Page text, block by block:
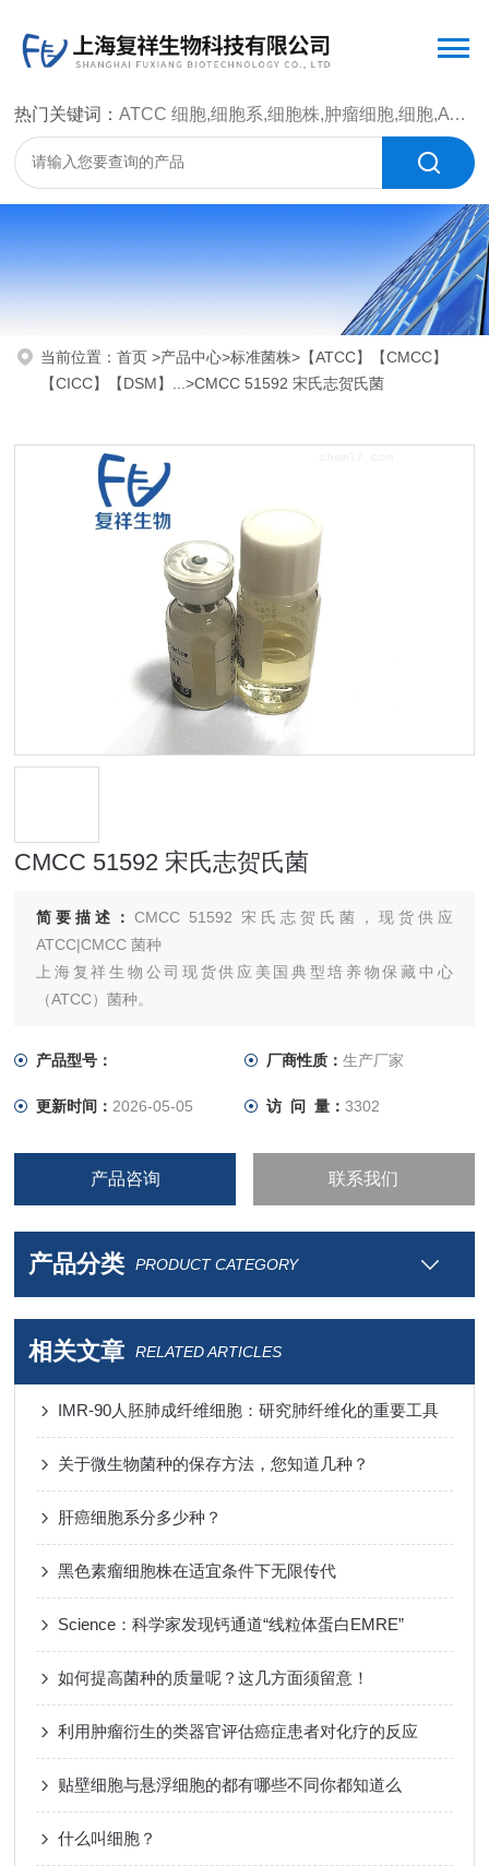
热门关键词：ATCC 细胞,细胞系,细胞株,肿瘤细胞,细胞,ATCC 菌种，CMCC 菌种，标准菌株，质控菌种，微生物菌种，菌株，菌种
当前位置：首页>产品中心>标准菌株> 【ATCC】【CMCC】
【CICC】【DSM】...>CMCC 51592 宋氏志贺氏菌
CMCC 51592 宋氏志贺氏菌
简要描述：CMCC 51592 宋氏志贺氏菌，现货供应
ATCC|CMCC 菌种
上海复祥生物公司现货供应美国典型培养物保藏中心
（ATCC）菌种。
产品型号：
厂商性质： 生产厂家
更新时间： 2026-05-05 访 问 量： 3302
产品咨询 联系我们
产品分类 PRODUCT CATEGORY
相关文章 RELATED ARTICLES
IMR-90人胚肺成纤维细胞：研究肺纤维化的重要工具
关于微生物菌种的保存方法，您知道几种？
肝癌细胞系分多少种？
黑色素瘤细胞株在适宜条件下无限传代
Science：科学家发现钙通道“线粒体蛋白EMRE”
如何提高菌种的质量呢？这几方面须留意！
利用肿瘤衍生的类器官评估癌症患者对化疗的反应
贴壁细胞与悬浮细胞的都有哪些不同你都知道么
什么叫细胞？